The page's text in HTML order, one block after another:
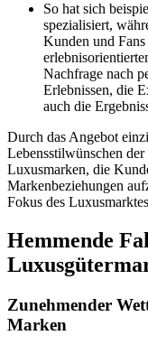
So hat sich
spezialisiert,
Kunden und
Nachfrage nach
Erlebnissen, die
auch die
Durch das Angebot
Lebensstilwünschen
Luxusmarken, die
Markenbeziehungen
Fokus des
Hemmende
Zunehmender
Marken